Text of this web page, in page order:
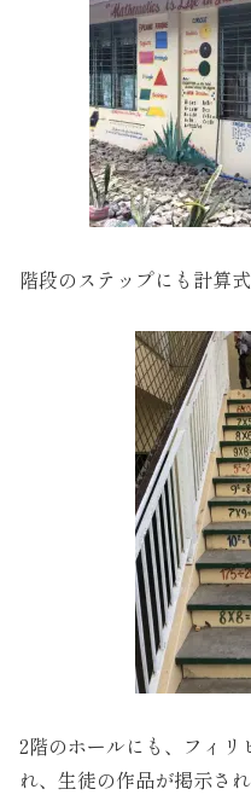
階段のステップにも計算
2階のホールにも、フィ
れ、生徒の作品が掲示され